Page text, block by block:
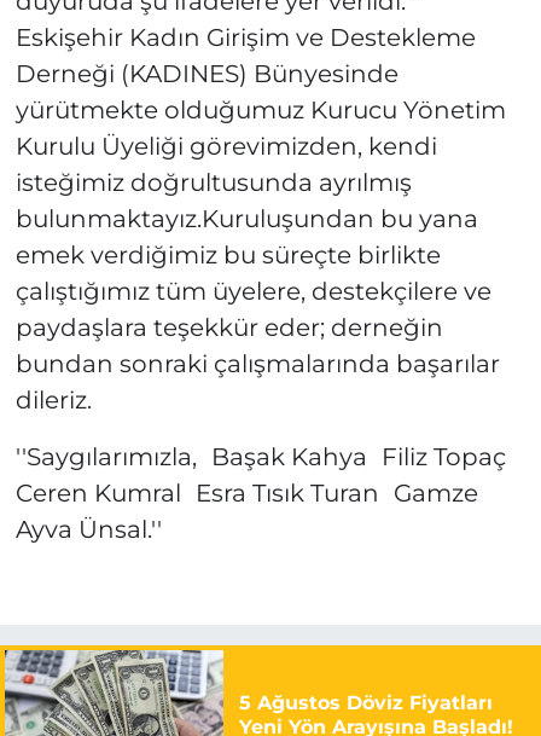
Eskişehir Kadın Girişim ve Destekleme
Derneği (KADINES) Bünyesinde
yürütmekte olduğumuz Kurucu Yönetim
Kurulu Üyeliği görevimizden, kendi
isteğimiz doğrultusunda ayrılmış
bulunmaktayız.Kuruluşundan bu yana
emek verdiğimiz bu süreçte birlikte
çalıştığımız tüm üyelere, destekçilere ve
paydaşlara teşekkür eder; derneğin
bundan sonraki çalışmalarında başarılar
dileriz.
''Saygılarımızla, Başak Kahya Filiz Topaç
Ceren Kumral Esra Tısık Turan Gamze
Ayva Ünsal.''
5 Ağustos Döviz Fiyatları
Yeni Yön Arayışına Başladı!